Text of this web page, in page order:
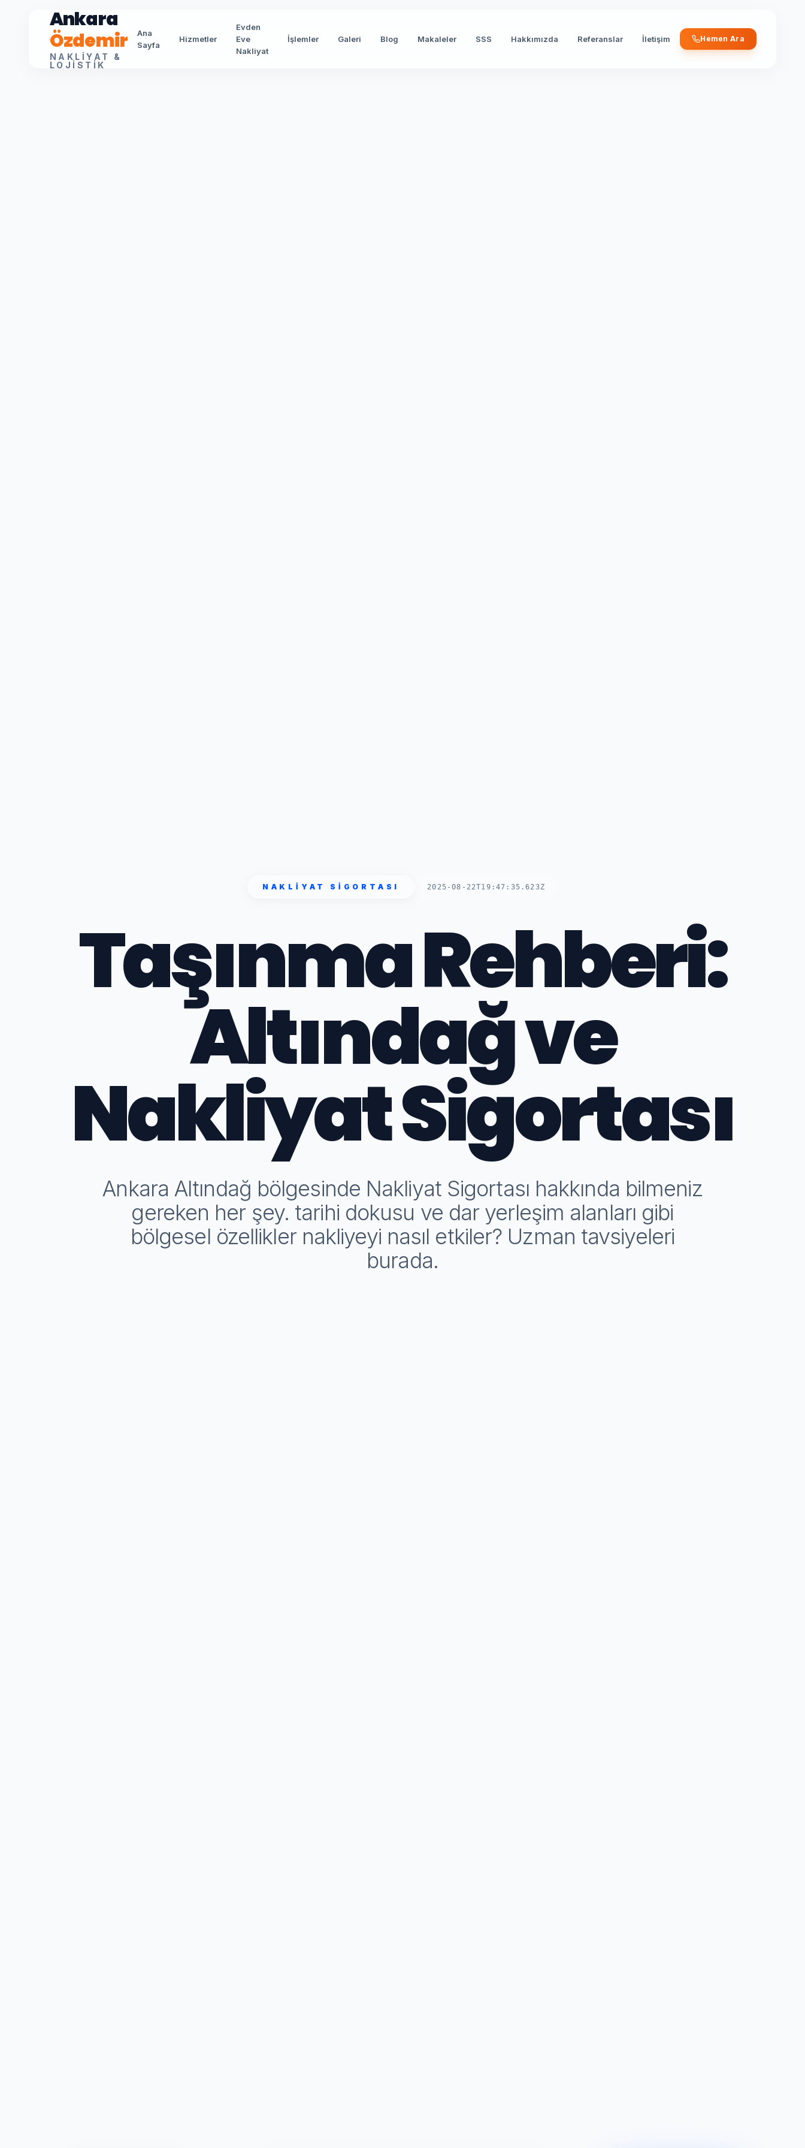
Ankara
Özdemir
NAKLIYAT &
LOJISTIK
Ana
Sayfa
Hizmetler
Evden
Eve
Nakliyat
İşlemler Galeri Blog Makaleler SSS Hakkımızda Referanslar İletişim Hemen Ara
NAKLIYAT SIGORTASI 2025-08-22T19:47:35.623Z
Taşınma Rehberi:
Altındağ ve
Nakliyat Sigortası
Ankara Altındağ bölgesinde Nakliyat Sigortası hakkında bilmeniz
gereken her şey. tarihi dokusu ve dar yerleşim alanları gibi
bölgesel özellikler nakliyeyi nasıl etkiler? Uzman tavsiyeleri
burada.